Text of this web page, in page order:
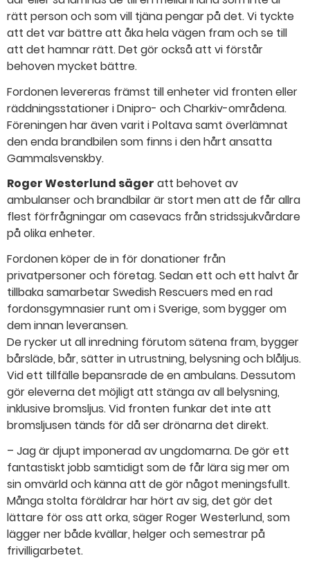
rätt person och som vill tjäna pengar på det. Vi tyckte
att det var bättre att åka hela vägen fram och se till
att det hamnar rätt. Det gör också att vi förstår
behoven mycket bättre.
Fordonen levereras främst till enheter vid fronten eller
räddningsstationer i Dnipro- och Charkiv-områdena.
Föreningen har även varit i Poltava samt överlämnat
den enda brandbilen som finns i den hårt ansatta
Gammalsvenskby.
Roger Westerlund säger att behovet av
ambulanser och brandbilar är stort men att de får allra
flest förfrågningar om casevacs från stridssjukvårdare
på olika enheter.
Fordonen köper de in för donationer från
privatpersoner och företag. Sedan ett och ett halvt år
tillbaka samarbetar Swedish Rescuers med en rad
fordonsgymnasier runt om i Sverige, som bygger om
dem innan leveransen.
De rycker ut all inredning förutom sätena fram, bygger
bårsläde, bår, sätter in utrustning, belysning och blåljus.
Vid ett tillfälle bepansrade de en ambulans. Dessutom
gör eleverna det möjligt att stänga av all belysning,
inklusive bromsljus. Vid fronten funkar det inte att
bromsljusen tänds för då ser drönarna det direkt.
– Jag är djupt imponerad av ungdomarna. De gör ett
fantastiskt jobb samtidigt som de får lära sig mer om
sin omvärld och känna att de gör något meningsfullt.
Många stolta föräldrar har hört av sig, det gör det
lättare för oss att orka, säger Roger Westerlund, som
lägger ner både kvällar, helger och semestrar på
frivilligarbetet.